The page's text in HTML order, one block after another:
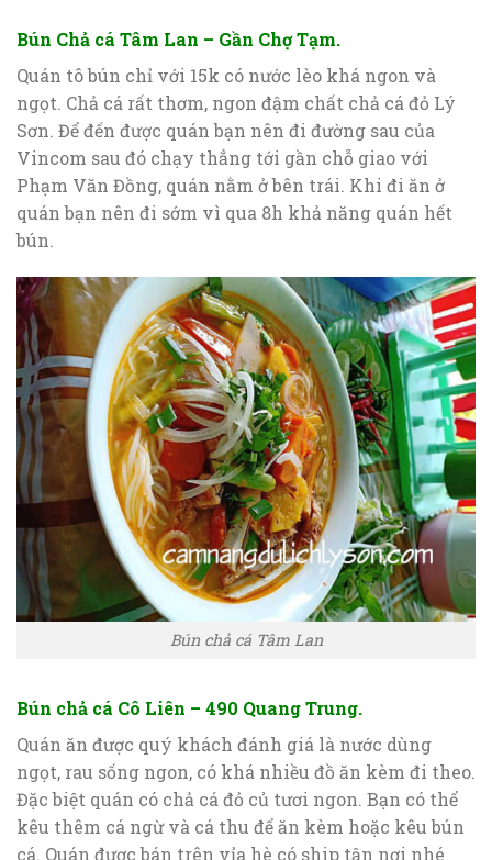
Bún Chả cá Tâm Lan – Gần Chợ Tạm.
Quán tô bún chỉ với 15k có nước lèo khá ngon và
ngọt. Chả cá rất thơm, ngon đậm chất chả cá đỏ Lý
Sơn. Để đến được quán bạn nên đi đường sau của
Vincom sau đó chạy thẳng tới gần chỗ giao với
Phạm Văn Đồng, quán nằm ở bên trái. Khi đi ăn ở
quán bạn nên đi sớm vì qua 8h khả năng quán hết
bún.
Bún chả cá Tâm Lan
Bún chả cá Cô Liên – 490 Quang Trung.
Quán ăn được quý khách đánh giá là nước dùng
ngọt, rau sống ngon, có khá nhiều đồ ăn kèm đi theo.
Đặc biệt quán có chả cá đỏ củ tươi ngon. Bạn có thể
kêu thêm cá ngừ và cá thu để ăn kèm hoặc kêu bún
cá. Quán được bán trên vỉa hè có ship tận nơi nhé